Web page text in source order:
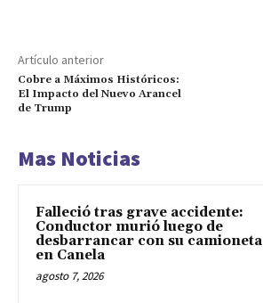
Artículo anterior
Cobre a Máximos Históricos:
El Impacto del Nuevo Arancel
de Trump
Mas Noticias
Falleció tras grave accidente:
Conductor murió luego de
desbarrancar con su camioneta
en Canela
agosto 7, 2026